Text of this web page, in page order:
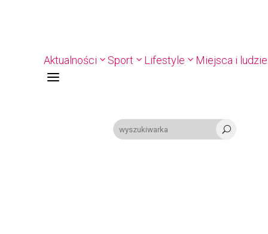
Aktualności Sport Lifestyle Miejsca i ludzie
a
U